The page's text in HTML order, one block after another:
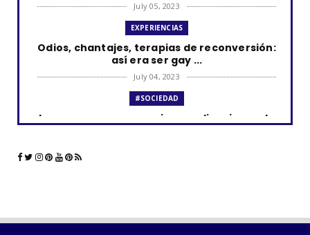
July 05, 2023
EXPERIENCIAS
Odios, chantajes, terapias de reconversión:
así era ser gay ...
July 04, 2023
#SOCIEDAD
Los curas y su presencia en aplicaciones de
June 21, 2023